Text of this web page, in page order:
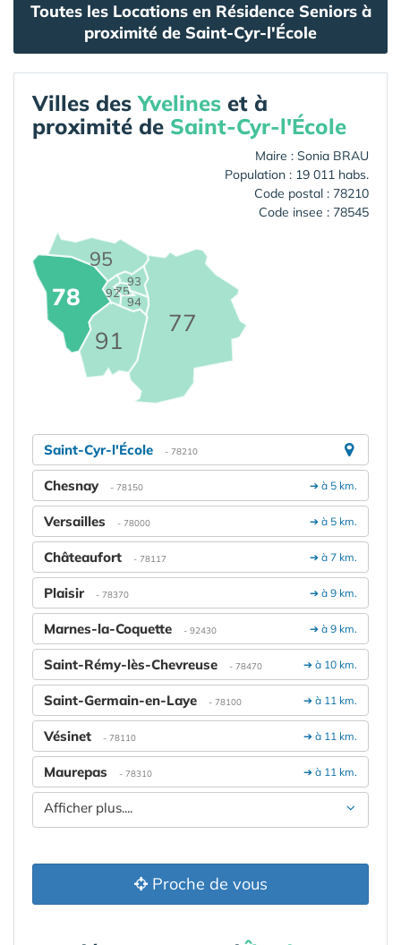
Toutes les Locations en Résidence Seniors à
proximité de Saint-Cyr-l'École
Villes desYvelines et à
proximité de Saint-Cyr-l'École
Maire : Sonia BRAU
Population : 19 011 habs.
Code postal : 78210
Code insee : 78545
75
77
78
91
92
93
94
95
Saint-Cyr-l'École - 78210
➔ à 5 km.
Chesnay - 78150
➔ à 5 km.
Versailles - 78000
➔ à 7 km.
Châteaufort - 78117
➔ à 9 km.
Plaisir - 78370
➔ à 9 km.
Marnes-la-Coquette - 92430
➔ à 10 km.
Saint-Rémy-lès-Chevreuse - 78470
➔ à 11 km.
Saint-Germain-en-Laye - 78100
➔ à 11 km.
Vésinet - 78110
➔ à 11 km.
Maurepas - 78310
Afficher plus....
Proche de vous